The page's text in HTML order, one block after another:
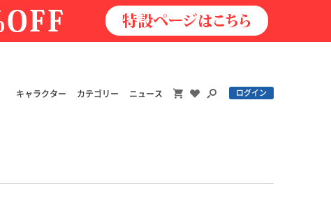
キャラクター カテゴリー ニュース ログイン